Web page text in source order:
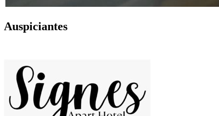
Auspiciantes